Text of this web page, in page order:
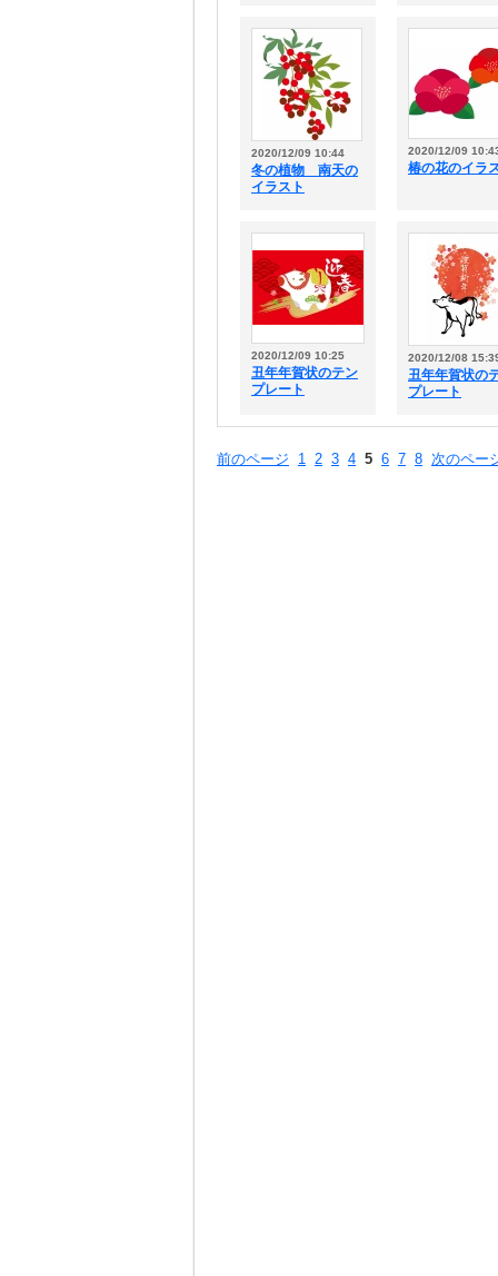
2020/12/09 10:44
冬の植物 南天の
イラスト
2020/12/09
椿の花のイラ
2020/12/09 10:25
丑年年賀状のテン
プレート
2020/12/08
丑年年賀状の
プレート
前のページ 1 2 3 4 5 6 7 8 次のペー